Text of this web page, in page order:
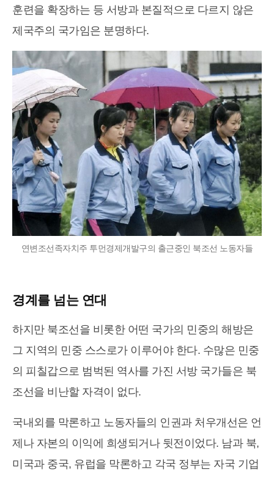
훈련을 확장하는 등 서방과 본질적으로 다르지 않은
제국주의 국가임은 분명하다.
연변조선족자치주 투먼경제개발구의 출근중인 북조선 노동자들
경계를 넘는 연대
하지만 북조선을 비롯한 어떤 국가의 민중의 해방은
그 지역의 민중 스스로가 이루어야 한다. 수많은 민중
의 피칠갑으로 범벅된 역사를 가진 서방 국가들은 북
조선을 비난할 자격이 없다.
국내외를 막론하고 노동자들의 인권과 처우개선은 언
제나 자본의 이익에 희생되거나 뒷전이었다. 남과 북,
미국과 중국, 유럽을 막론하고 각국 정부는 자국 기업